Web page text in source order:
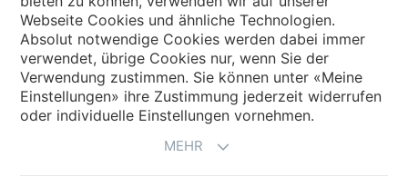
Wählen Sie ein Land
Wählen Sie Ihr Land
Webseite Cookies und ähnliche Technologien.
Absolut notwendige Cookies werden dabei immer
verwendet, übrige Cookies nur, wenn Sie der
Verwendung zustimmen. Sie können unter «Meine
Einstellungen» ihre Zustimmung jederzeit widerrufen
oder individuelle Einstellungen vornehmen.
MEHR